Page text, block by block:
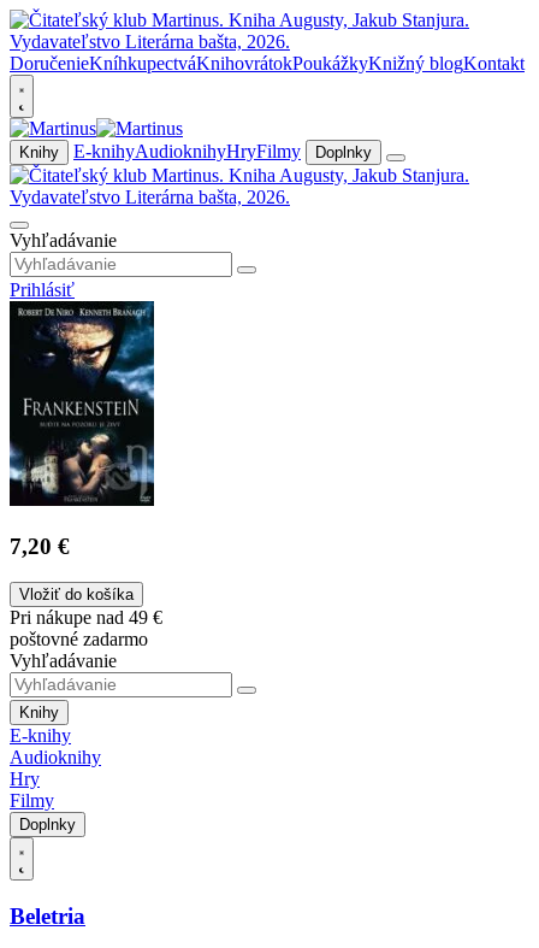
DoručenieKníhkupectváKnihovrátokPoukážkyKnižný blogKontakt
Knihy E-knihyAudioknihyHryFilmy Doplnky
Vyhľadávanie
Prihlásiť
7,20 €
Vložiť do košíka
Pri nákupe nad 49 €
poštovné zadarmo
Vyhľadávanie
Knihy
E-knihy
Audioknihy
Hry
Filmy
Doplnky
Beletria